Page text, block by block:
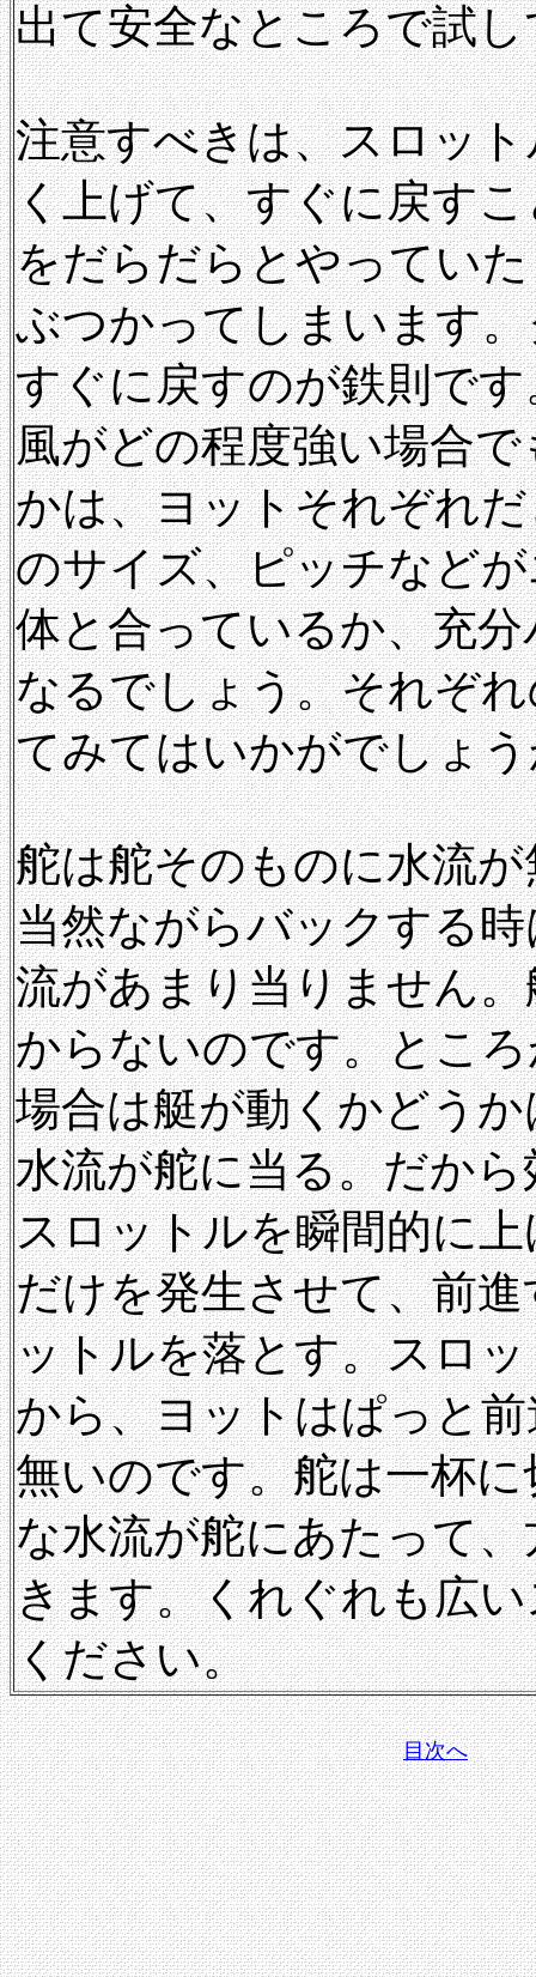
出て安全なところで試
注意すべきは、スロッ
く上げて、すぐに戻す
をだらだらとやってい
ぶつかってしまいます
すぐに戻すのが鉄則で
風がどの程度強い場合で
かは、ヨットそれぞれ
のサイズ、ピッチなど
体と合っているか、充
なるでしょう。それぞ
てみてはいかがでしょ
舵は舵そのものに水流
当然ながらバックする
流があまり当りません
からないのです。とこ
場合は艇が動くかどう
水流が舵に当る。だか
スロットルを瞬間的に
だけを発生させて、前
ットルを落とす。スロ
から、ヨットはぱっと
無いのです。舵は一杯
な水流が舵にあたって
きます。くれぐれも広
ください。
目次へ